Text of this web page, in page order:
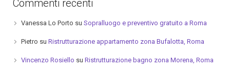
Commenti recenti
Vanessa Lo Porto su Sopralluogo e preventivo gratuito a Roma
Pietro su Ristrutturazione appartamento zona Bufalotta, Roma
Vincenzo Rosiello su Ristrutturazione bagno zona Morena, Roma